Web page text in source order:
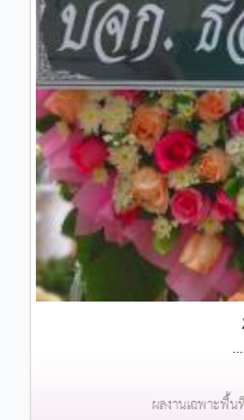
ผลงานเฉพาะพื้น